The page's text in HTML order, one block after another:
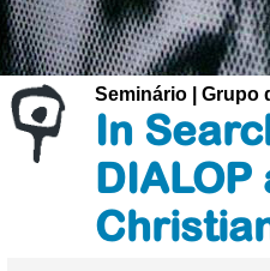
Seminário | Grupo
In